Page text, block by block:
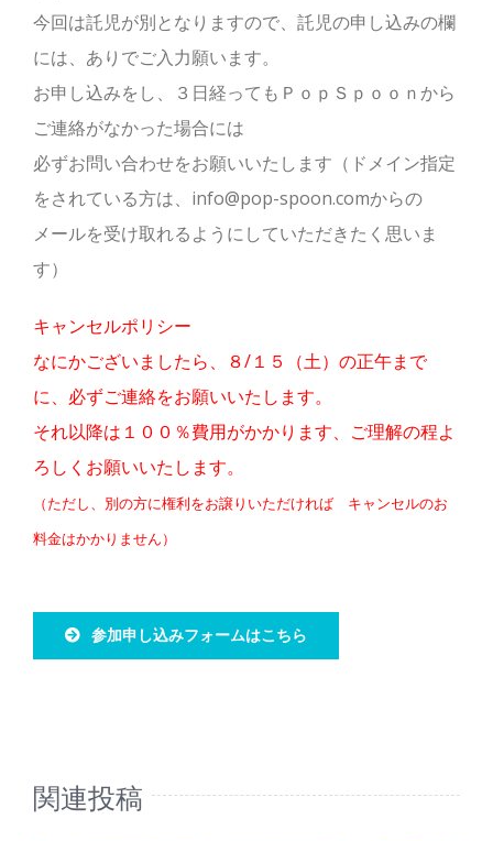
今回は託児が別となりますので、託児の申し込みの欄
には、ありでご入力願います。
お申し込みをし、３日経ってもＰｏｐＳｐｏｏｎから
ご連絡がなかった場合には
必ずお問い合わせをお願いいたします（ドメイン指定
をされている方は、info@pop-spoon.comからの
メールを受け取れるようにしていただきたく思いま
す）
キャンセルポリシー
なにかございましたら、８/１５（土） の正午まで
に、必ずご連絡をお願いいたします。
それ以降は １００％費用がかかります、ご理解の程よ
ろしくお願いいたします。
（ただし、別の方に権利をお譲りいただければ キャンセルのお
料金はかかりません）
参加申し込みフォームはこちら
関連投稿